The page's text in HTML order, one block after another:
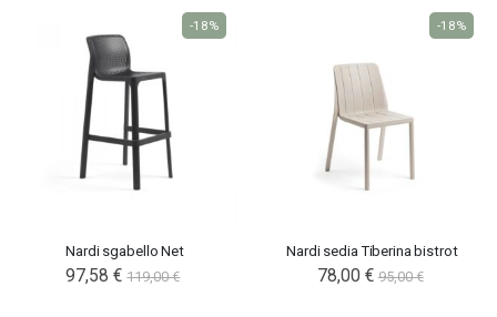
Nardi sgabello Net
97,58 € 119,00 €
-18%
Nardi sedia Tiberina bistrot
78,00 € 95,00 €
-18%